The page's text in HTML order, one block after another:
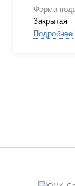
Форма
Закрытая
Подробнее